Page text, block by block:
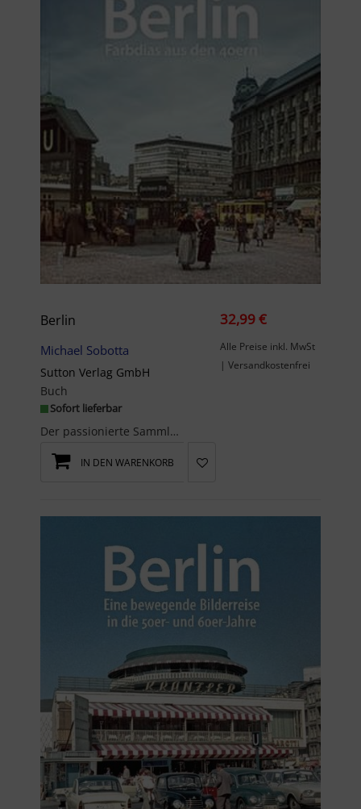
Berlin
Michael Sobotta
Sutton Verlag GmbH
Buch
Sofort lieferbar
Der passionierte Sammler historischer Farbdias Michael Sobotta präsentiert rund 160 zumeist unver...
32,99 €
Alle Preise inkl. MwSt
| Versandkostenfrei
IN DEN WARENKORB